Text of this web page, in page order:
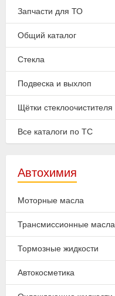
Запчасти для ТО
Общий каталог
Стекла
Подвеска и выхлоп
Щётки стеклоочистителя
Все каталоги по ТС
Автохимия
Моторные масла
Трансмиссионные масла
Тормозные жидкости
Автокосметика